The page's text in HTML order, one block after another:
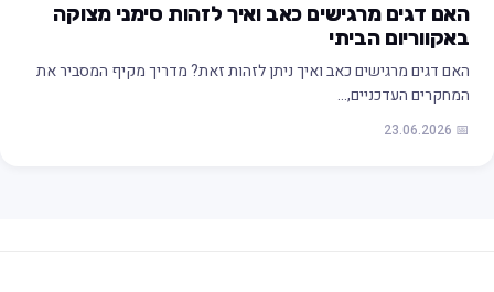
האם דגים מרגישים כאב ואיך לזהות סימני מצוקה
באקווריום הביתי
האם דגים מרגישים כאב ואיך ניתן לזהות זאת? מדריך מקיף המסביר את
המחקרים העדכניים,…
📅 23.06.2026